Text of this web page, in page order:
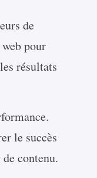
de
pour
résultats
le succès
contenu.